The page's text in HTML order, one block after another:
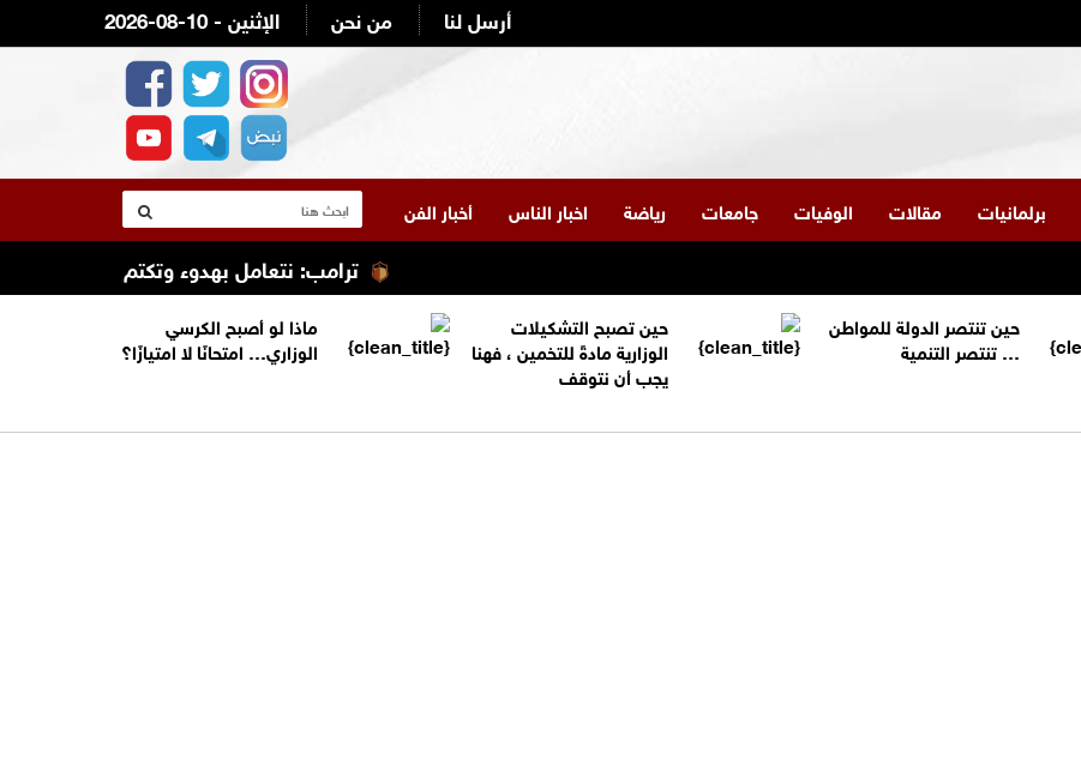
2026-08-10 - الإثنين من نحن أرسل لنا
برلمانيات مقالات الوفيات جامعات رياضة اخبار الناس أخبار الفن
ترامب: نتعامل بهدوء وتكتم مع إيران
حين تنتصر الدولة للمواطن
… تنتصر التنمية
حين تصبح التشكيلات
الوزارية مادةً للتخمين ، فهنا
يجب أن نتوقف
ماذا لو أصبح الكرسي
الوزاري… امتحانًا لا امتيازًا؟